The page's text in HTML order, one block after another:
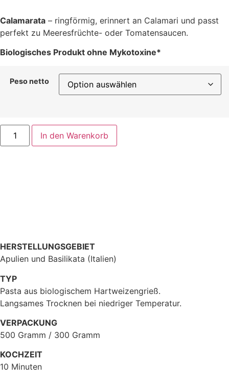
Calamarata – ringförmig, erinnert an Calamari und passt
perfekt zu Meeresfrüchte- oder Tomatensaucen.
Biologisches Produkt ohne Mykotoxine*
Peso netto
In den Warenkorb
HERSTELLUNGSGEBIET
Apulien und Basilikata (Italien)
TYP
Pasta aus biologischem Hartweizengrieß.
Langsames Trocknen bei niedriger Temperatur.
VERPACKUNG
500 Gramm / 300 Gramm
KOCHZEIT
10 Minuten